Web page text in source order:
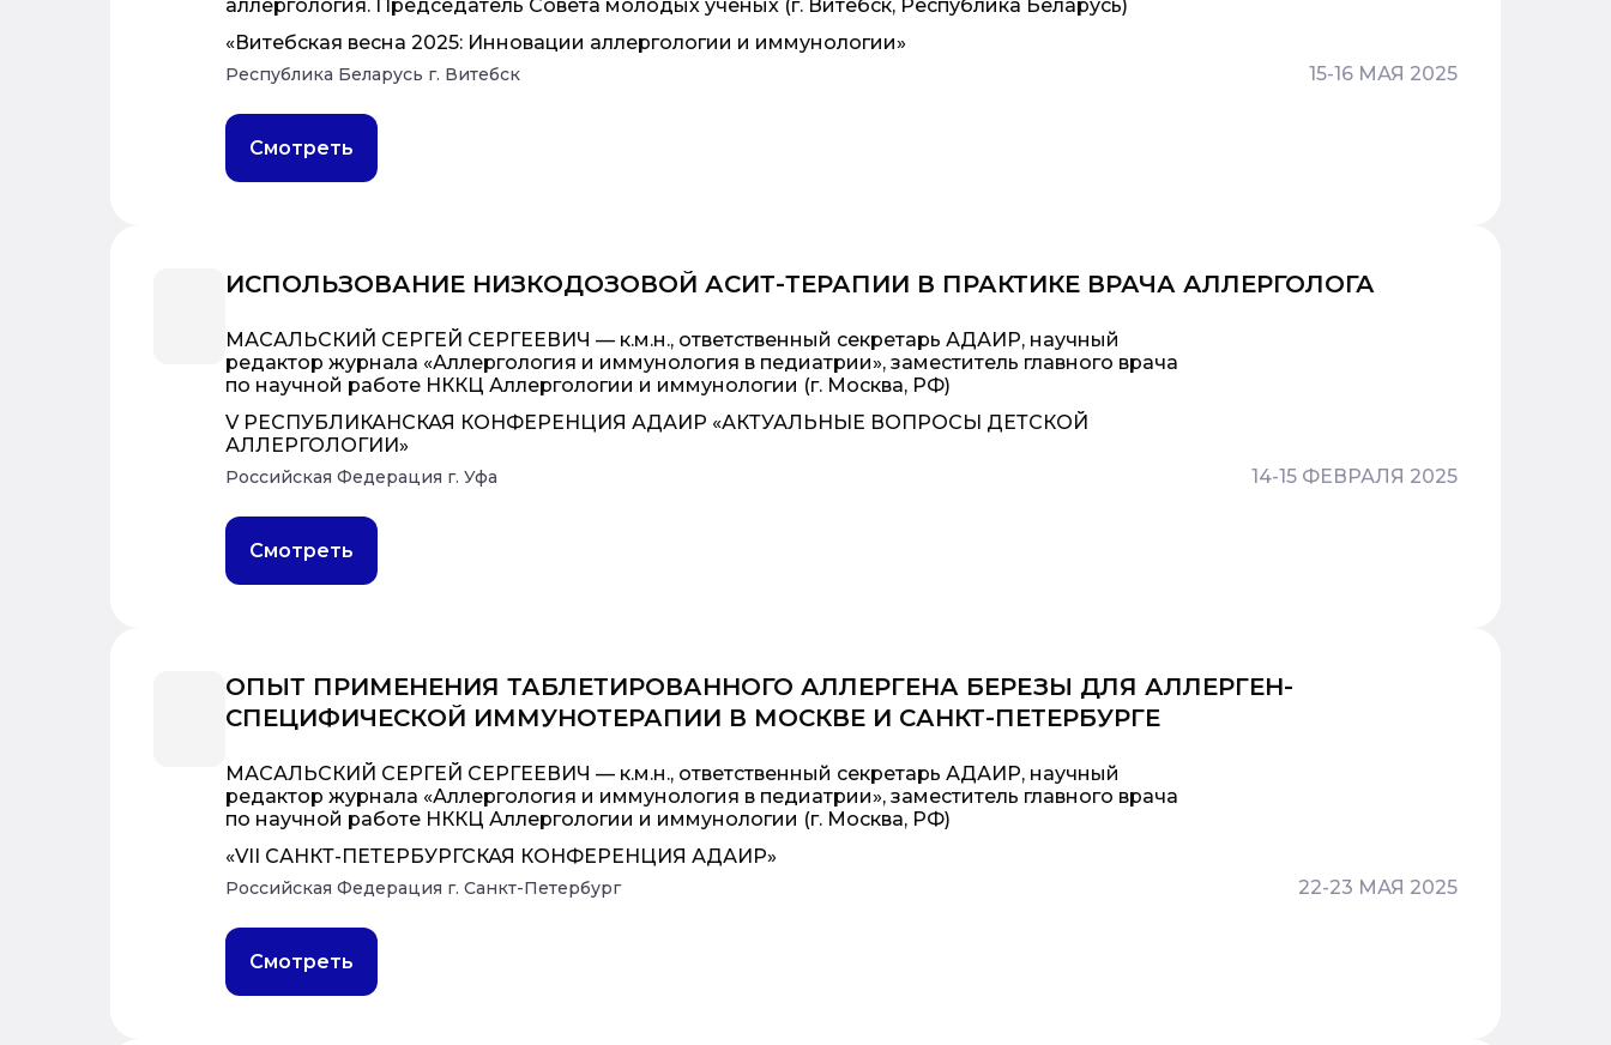
аллергология. Председатель Совета молодых учёных (г. Витебск, Республика Беларусь)
«Витебская весна 2025: Инновации аллергологии и иммунологии»
Республика Беларусь г. Витебск 15-16 МАЯ 2025
Смотреть
ИСПОЛЬЗОВАНИЕ НИЗКОДОЗОВОЙ АСИТ-ТЕРАПИИ В ПРАКТИКЕ ВРАЧА АЛЛЕРГОЛОГА
МАСАЛЬСКИЙ СЕРГЕЙ СЕРГЕЕВИЧ — к.м.н., ответственный секретарь АДАИР, научный
редактор журнала «Аллергология и иммунология в педиатрии», заместитель главного врача
по научной работе НККЦ Аллергологии и иммунологии (г. Москва, РФ)
V РЕСПУБЛИКАНСКАЯ КОНФЕРЕНЦИЯ АДАИР «АКТУАЛЬНЫЕ ВОПРОСЫ ДЕТСКОЙ
АЛЛЕРГОЛОГИИ»
Российская Федерация г. Уфа 14-15 ФЕВРАЛЯ 2025
Смотреть
ОПЫТ ПРИМЕНЕНИЯ ТАБЛЕТИРОВАННОГО АЛЛЕРГЕНА БЕРЕЗЫ ДЛЯ АЛЛЕРГЕН-
СПЕЦИФИЧЕСКОЙ ИММУНОТЕРАПИИ В МОСКВЕ И САНКТ-ПЕТЕРБУРГЕ
МАСАЛЬСКИЙ СЕРГЕЙ СЕРГЕЕВИЧ — к.м.н., ответственный секретарь АДАИР, научный
редактор журнала «Аллергология и иммунология в педиатрии», заместитель главного врача
по научной работе НККЦ Аллергологии и иммунологии (г. Москва, РФ)
«VII САНКТ-ПЕТЕРБУРГСКАЯ КОНФЕРЕНЦИЯ АДАИР»
Российская Федерация г. Санкт-Петербург 22-23 МАЯ 2025
Смотреть